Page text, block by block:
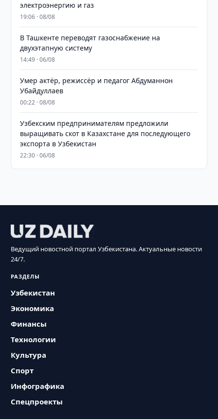
электроэнергию и газ
19:06 · 08/08
В Ташкенте переводят газоснабжение на
двухэтапную систему
14:49 · 06/08
Умер актёр, режиссёр и педагог Абдуманнон
Убайдуллаев
00:22 · 08/08
Узбекским предпринимателям предложили
выращивать скот в Казахстане для последующего
экспорта в Узбекистан
22:30 · 06/08
Ведущий новостной портал Узбекистана. Актуальные новости
24/7.
РАЗДЕЛЫ
Узбекистан
Экономика
Финансы
Технологии
Культура
Спорт
Инфографика
Спецпроекты